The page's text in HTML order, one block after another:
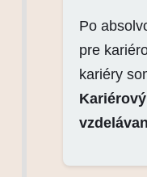
Po
pre
kariéry